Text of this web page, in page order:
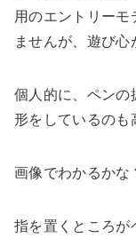
用のエントリー
ませんが、遊び心
個人的に、ペンの
形をしているのも
画像でわかるかな
指を置くところが